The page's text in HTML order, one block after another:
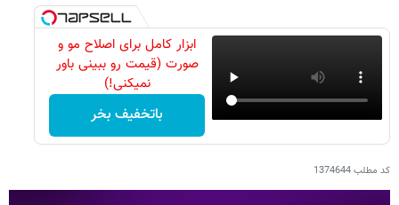
ابزار کامل برای اصلاح مو و
صورت (قیمت رو ببینی باور
نمیکنی!)
باتخفیف بخر
کد مطلب1374644